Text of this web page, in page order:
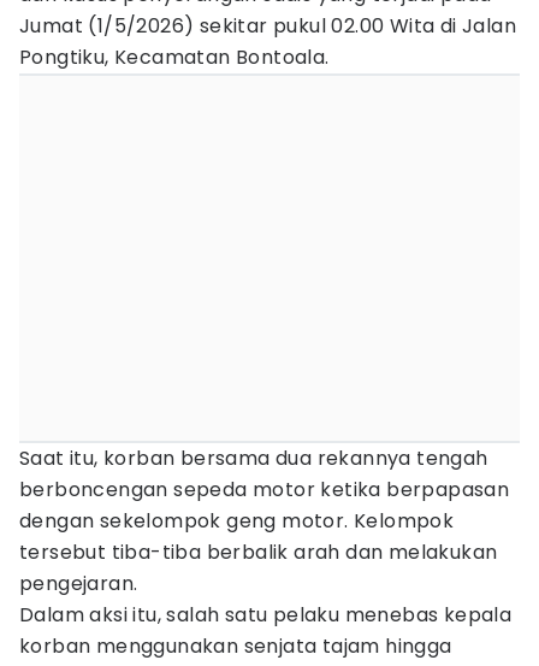
Jumat (1/5/2026) sekitar pukul 02.00 Wita di Jalan
Pongtiku, Kecamatan Bontoala.
Saat itu, korban bersama dua rekannya tengah
berboncengan sepeda motor ketika berpapasan
dengan sekelompok geng motor. Kelompok
tersebut tiba-tiba berbalik arah dan melakukan
pengejaran.
Dalam aksi itu, salah satu pelaku menebas kepala
korban menggunakan senjata tajam hingga